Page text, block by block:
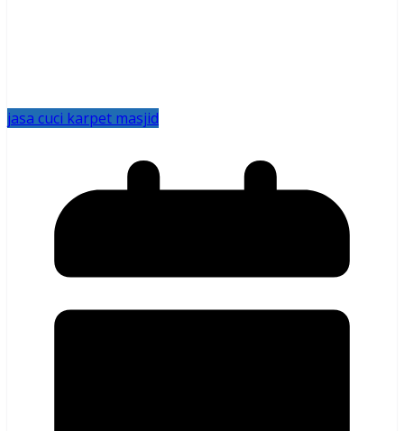
jasa cuci karpet masjid